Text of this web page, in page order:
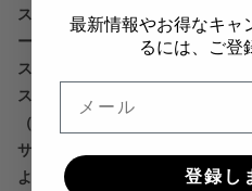
ステップ2：同軸ケーブルを使用
ーフェースに接続します。
ステップ3：入力選択ボタンを調
ステップ4：テレビの同軸出力音
（注：テレビの種類によって、
サウンド出力になっているテレ
よびDTSサウンドをサポートし
最新情報やお得なキャ
るには、ご登
登録し